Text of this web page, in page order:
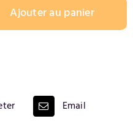
Ajouter au panier
Email